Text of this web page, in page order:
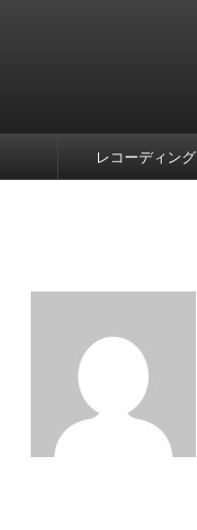
レコーディング